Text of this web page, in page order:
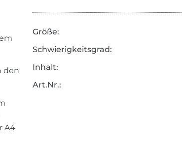
den
A4
Größe:
Schwierigkeitsgrad:
Inhalt:
Art.Nr.: